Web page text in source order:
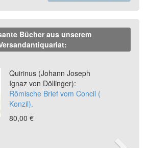
Bücher aus unserem
Quirinus (Johann Joseph
Ignaz von Döllinger):
Römische Brief vom Concil (
Konzil).
80,00 €